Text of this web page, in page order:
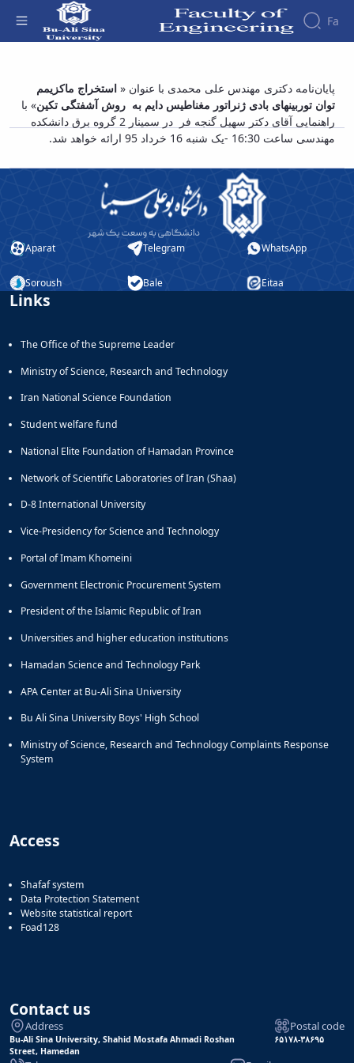
Fa
About
the
Faculty
History
Contact
Structure
of the
Faculty
Dean
for
Educational
Dean
for
Affairs
Dean
for
Studies
Research
Affairs
Journals
Journal
Industrial
Engineering
Production
System
of
Stress
Faculity
پیش دفاع از پایان نامه دکتری مهندس علی
محمدی با عنوان « استخراج ماکزیمم توان
توربینهای بادی ژنراتور مغناطیس دایم به روش
آشفتگی تکین» - دانشکده فنی و مهندسی
پایان‌نامه دکتری مهندس علی محمدی با عنوان « استخراج ماکزیمم
توان توربینهای بادی ژنراتور مغناطیس دایم به روش آشفتگی تکین» با
راهنمایی آقای دکتر سهیل گنجه فر در سمینار 2 گروه برق
دانشکده
مهندسی ساعت 16:30 -یک شنبه 16 خرداد 95 ارائه خواهد شد.
Aparat Telegram WhatsApp
Soroush Bale Eitaa
Links
The Office of the Supreme Leader
Ministry of Science, Research and Technology
Iran National Science Foundation
Student welfare fund
National Elite Foundation of Hamadan Province
Network of Scientific Laboratories of Iran (Shaa)
D-8 International University
Vice-Presidency for Science and Technology
Portal of Imam Khomeini
Government Electronic Procurement System
President of the Islamic Republic of Iran
Universities and higher education institutions
Hamadan Science and Technology Park
APA Center at Bu-Ali Sina University
Bu Ali Sina University Boys' High School
Ministry of Science, Research and Technology Complaints Response
System
Access
Shafaf system
Data Protection Statement
Website statistical report
Foad128
Contact us
Address
Bu-Ali Sina University, Shahid Mostafa Ahmadi Roshan
Street, Hamedan
Postal code
۶۵۱۷۸-۳۸۶۹۵